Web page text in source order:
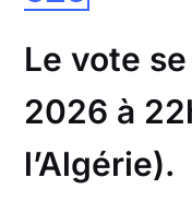
Le vote
2026 à
l’Algérie).